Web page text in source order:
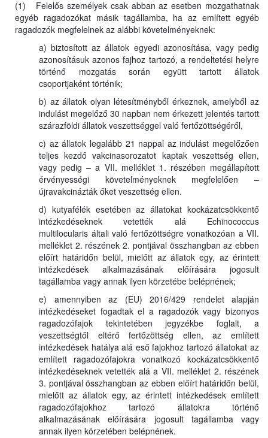
(1) Felelős személyek csak abban az esetben mozgathatnak
egyéb ragadozókat másik tagállamba, ha az említett egyéb
ragadozók megfelelnek az alábbi követelményeknek:
a) biztosított az állatok egyedi azonosítása, vagy pedig
azonosításuk azonos fajhoz tartozó, a rendeltetési helyre
történő mozgatás során együtt tartott állatok
csoportjaként történik;
b) az állatok olyan létesítményből érkeznek, amelyből az
indulást megelőző 30 napban nem érkezett jelentés tartott
szárazföldi állatok veszettséggel való fertőzöttségéről,
c) az állatok legalább 21 nappal az indulást megelőzően
teljes kezdő vakcinasorozatot kaptak veszettség ellen,
vagy pedig – a VII. melléklet 1. részében megállapított
érvényességi követelményeknek megfelelően –
újravakcinázták őket veszettség ellen.
d) kutyafélék esetében az állatokat kockázatcsökkentő
intézkedéseknek vetették alá Echinococcus
multilocularis általi való fertőzöttségre vonatkozóan a VII.
melléklet 2. részének 2. pontjával összhangban az ebben
előírt határidőn belül, mielőtt az állatok egy, az érintett
intézkedések alkalmazásának előírására jogosult
tagállamba vagy annak ilyen körzetébe belépnének;
e) amennyiben az (EU) 2016/429 rendelet alapján
intézkedéseket fogadtak el a ragadozók vagy bizonyos
ragadozófajok tekintetében jegyzékbe foglalt, a
veszettségtől eltérő fertőzöttség ellen, az említett
intézkedések hatálya alá eső fajokhoz tartozó állatokat az
említett ragadozófajokra vonatkozó kockázatcsökkentő
intézkedéseknek vetették alá a VII. melléklet 2. részének
3. pontjával összhangban az ebben előírt határidőn belül,
mielőtt az állatok egy, az érintett intézkedések említett
ragadozófajokhoz tartozó állatokra történő
alkalmazásának előírására jogosult tagállamba vagy
annak ilyen körzetében belépnének.